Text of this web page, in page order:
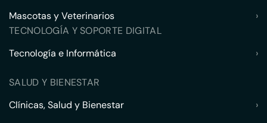
Mascotas y Veterinarios
›
TECNOLOGÍA Y SOPORTE DIGITAL
Tecnología e Informática
›
SALUD Y BIENESTAR
Clínicas, Salud y Bienestar
›